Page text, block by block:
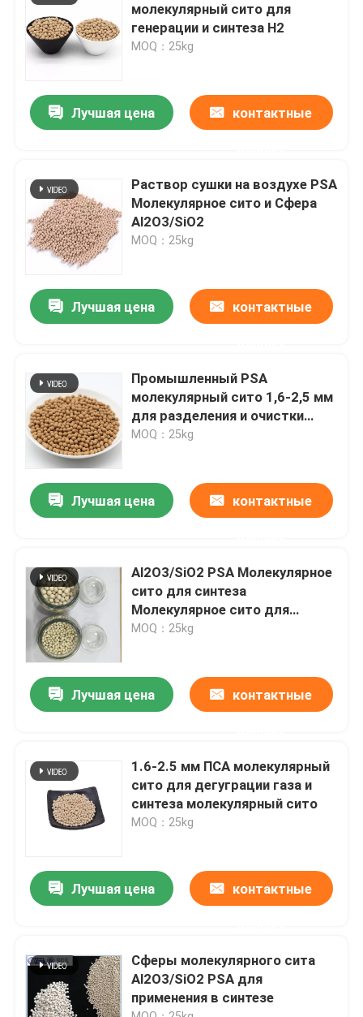
Продукты
Видеозаписи
О нас
Контроль качества
Запросите цитату
Молекулярное сито ПСА
Молекулярный сито зеолит
молекулярный сито для
генерации и синтеза H2
MOQ：25kg
Лучшая цена контактные
Раствор сушки на воздухе PSA
Молекулярное сито и Сфера
Al2O3/SiO2
MOQ：25kg
Лучшая цена контактные
Промышленный PSA
молекулярный сито 1,6-2,5 мм
для разделения и очистки
газов
MOQ：25kg
Лучшая цена контактные
Al2O3/SiO2 PSA Молекулярное
сито для синтеза
Молекулярное сито для
отделения
MOQ：25kg
Лучшая цена контактные
1.6-2.5 мм ПСА молекулярный
сито для дегуграции газа и
синтеза молекулярный сито
MOQ：25kg
Лучшая цена контактные
Сферы молекулярного сита
Al2O3/SiO2 PSA для
применения в синтезе